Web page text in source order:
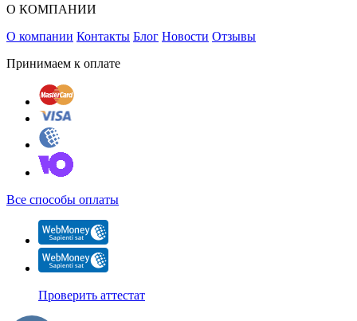
О КОМПАНИИ
О компании Контакты Блог Новости Отзывы
Принимаем к оплате
Все способы оплаты
Проверить аттестат